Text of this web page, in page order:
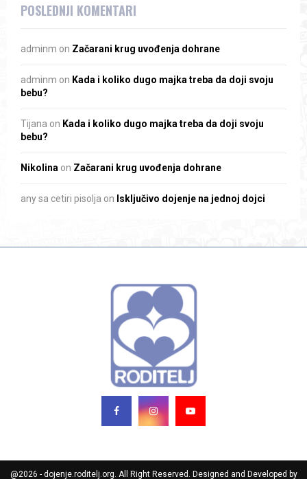
POSLEDNJI KOMENTARI
adminm on Začarani krug uvođenja dohrane
adminm on Kada i koliko dugo majka treba da doji svoju
bebu?
Tijana on Kada i koliko dugo majka treba da doji svoju
bebu?
Nikolina on Začarani krug uvođenja dohrane
any sa cetiri pisolja on Isključivo dojenje na jednoj dojci
@2026 - dojenje.roditelj.org. All Right Reserved. Designed and Developed by